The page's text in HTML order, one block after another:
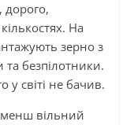
дорого,
На
зерно з
та безпілотники.
у світі не бачив.
менш вільний